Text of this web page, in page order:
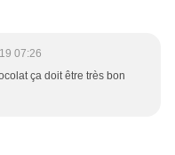
07:26
ça doit être très bon